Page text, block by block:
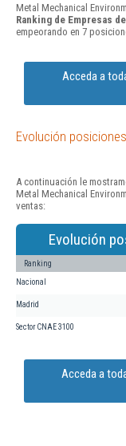
Metal Mechanical
Ranking de Empresas
empeorando en 7
Acceda a
Evolución
A continuación le
Metal Mechanical
ventas:
Evolución
Ranking
Nacional
Madrid
Sector CNAE 3100
Acceda a